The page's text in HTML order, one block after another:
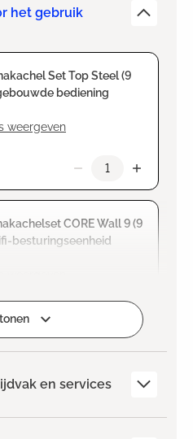
het gebruik
Set Top Steel (9
bediening
weergeven
CORE Wall 9 (9
besturingseenheid
en services